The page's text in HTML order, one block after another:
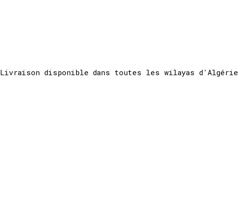
Livraison disponible dans toutes les wilayas d'Algérie